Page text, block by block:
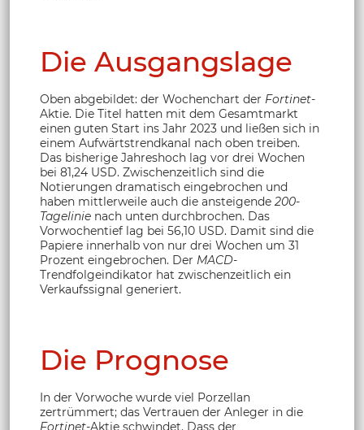
Die Ausgangslage
Oben abgebildet: der Wochenchart der Fortinet-
Aktie. Die Titel hatten mit dem Gesamtmarkt
einen guten Start ins Jahr 2023 und ließen sich in
einem Aufwärtstrendkanal nach oben treiben.
Das bisherige Jahreshoch lag vor drei Wochen
bei 81,24 USD. Zwischenzeitlich sind die
Notierungen dramatisch eingebrochen und
haben mittlerweile auch die ansteigende 200-
Tagelinie nach unten durchbrochen. Das
Vorwochentief lag bei 56,10 USD. Damit sind die
Papiere innerhalb von nur drei Wochen um 31
Prozent eingebrochen. Der MACD-
Trendfolgeindikator hat zwischenzeitlich ein
Verkaufssignal generiert.
Die Prognose
In der Vorwoche wurde viel Porzellan
zertrümmert; das Vertrauen der Anleger in die
Fortinet-Aktie schwindet. Dass der